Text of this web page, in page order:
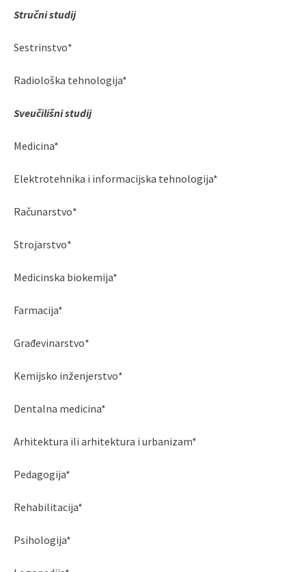
Stručni studij
Sestrinstvo*
Radiološka tehnologija*
Sveučilišni studij
Medicina*
Elektrotehnika i informacijska tehnologija*
Računarstvo*
Strojarstvo*
Medicinska biokemija*
Farmacija*
Građevinarstvo*
Kemijsko inženjerstvo*
Dentalna medicina*
Arhitektura ili arhitektura i urbanizam*
Pedagogija*
Rehabilitacija*
Psihologija*